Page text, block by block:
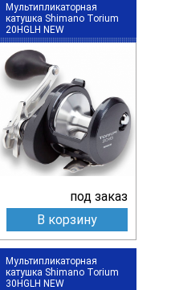
Мультипликаторная
катушка Shimano Torium
20HGLH NEW
под заказ
В корзину
Мультипликаторная
катушка Shimano Torium
30HGLH NEW